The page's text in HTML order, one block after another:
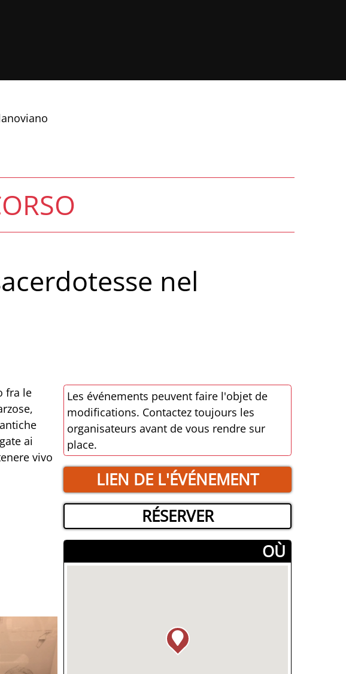
nel
fra le
ai
vivo
Les événements peuvent faire l'objet de
modifications. Contactez toujours les
organisateurs avant de vous rendre sur
place.
LIEN DE L'ÉVÉNEMENT
RÉSERVER
­OÙ